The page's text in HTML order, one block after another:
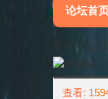
论坛首
梦马论坛-
查看: